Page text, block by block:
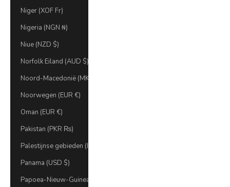
Niger (XOF Fr)
Nigeria (NGN ₦)
Niue (NZD $)
Norfolk Eiland (AUD $)
Noord-Macedonië (MKD ден)
Noorwegen (EUR €)
Oman (EUR €)
Pakistan (PKR ₨)
Palestijnse gebieden (ILS ₪)
Panama (USD $)
Papoea-Nieuw-Guinea (PGK K)